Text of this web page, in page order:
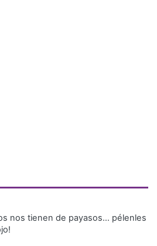
nos tienen de payasos… pélenles